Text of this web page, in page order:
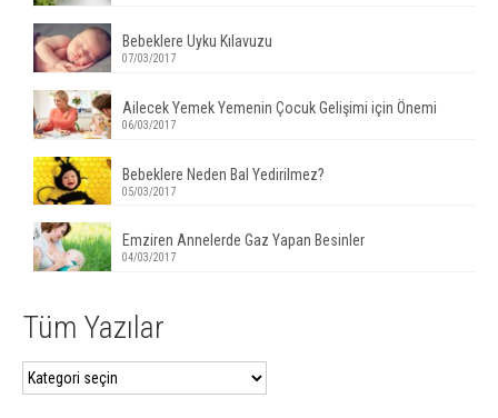
Bebeklere Uyku Kılavuzu
07/03/2017
Ailecek Yemek Yemenin Çocuk Gelişimi için Önemi
06/03/2017
Bebeklere Neden Bal Yedirilmez?
05/03/2017
Emziren Annelerde Gaz Yapan Besinler
04/03/2017
Tüm Yazılar
Tüm
Yazılar